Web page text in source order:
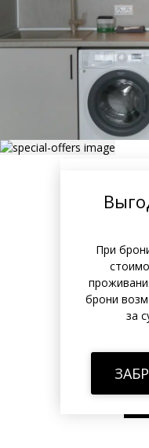
С
Начните
сытного
вариант
не хочет
При
брони
за